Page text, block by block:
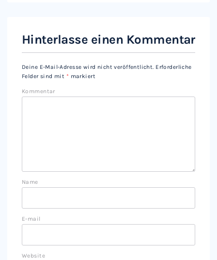
Hinterlasse einen Kommentar
Deine E-Mail-Adresse wird nicht veröffentlicht. Erforderliche
Felder sind mit * markiert
Kommentar
Name
E-mail
Website